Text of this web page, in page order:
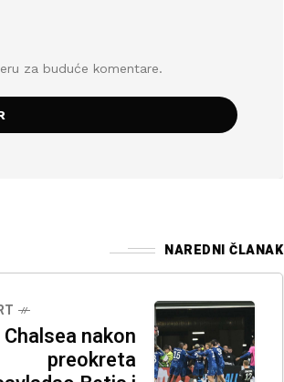
za buduće komentare.
NAREDNI ČLANAK
Chalsea nakon
preokreta